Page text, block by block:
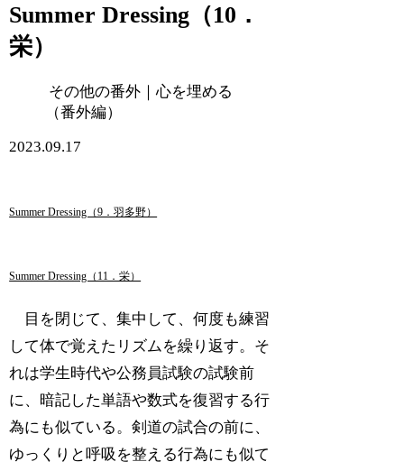
Summer Dressing（10．
栄）
その他の番外｜心を埋める
（番外編）
2023.09.17
Summer Dressing（9．羽多野）
Summer Dressing（11．栄）
目を閉じて、集中して、何度も練習
して体で覚えたリズムを繰り返す。そ
れは学生時代や公務員試験の試験前
に、暗記した単語や数式を復習する行
為にも似ている。剣道の試合の前に、
ゆっくりと呼吸を整える行為にも似て